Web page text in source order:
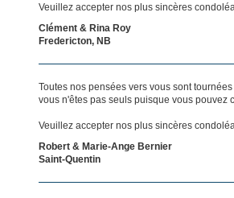
Veuillez accepter nos plus sincères
Clément & Rina Roy
Fredericton, NB
Toutes nos pensées vers vous sont
vous n'êtes pas seuls puisque vous pouvez
Veuillez accepter nos plus sincères
Robert & Marie-Ange Bernier
Saint-Quentin